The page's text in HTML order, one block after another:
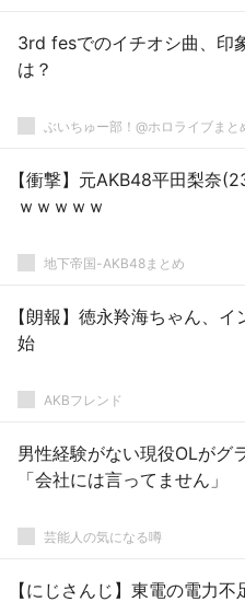
3rd fesでのイチオシ曲、印
は？
ぶいちゅー部！@ホロライブまと
【衝撃】元AKB48平田梨奈
ｗｗｗｗｗ
地下帝国-AKB48まとめ
【朗報】徳永羚海ちゃん、
始
AKBフレンド
男性経験がない現役OLがグ
「会社には言ってません」
芸能人の気になる噂
【にじさんじ】東電の電力不